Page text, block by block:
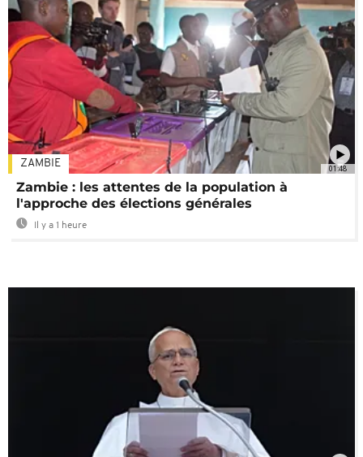
01:48
ZAMBIE
Zambie : les attentes de la population à
l'approche des élections générales
Il y a 1 heure